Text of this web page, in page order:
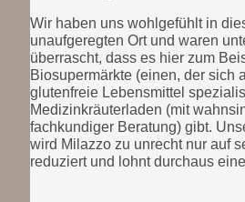
Wir haben uns wohlgefühlt in
unaufgeregten Ort und waren
überrascht, dass es hier zum
Biosupermärkte (einen, der sich
glutenfreie Lebensmittel
Medizinkräuterladen (mit
fachkundiger Beratung) gibt.
wird Milazzo zu unrecht nur auf
reduziert und lohnt durchaus